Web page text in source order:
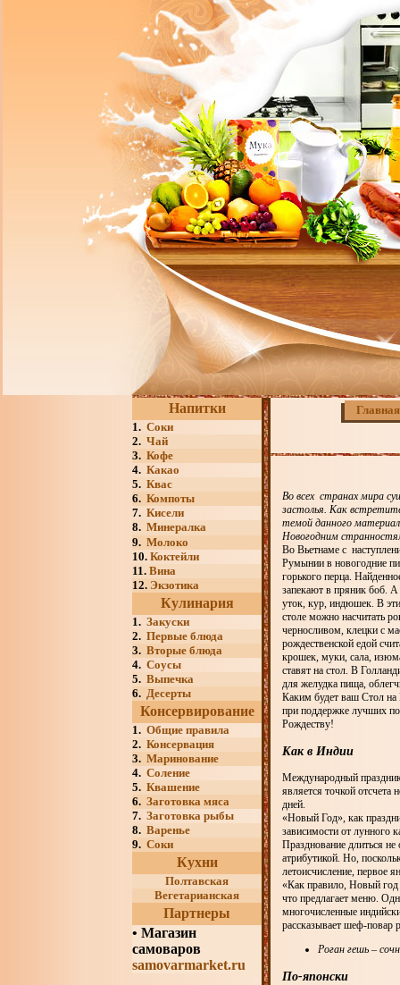
Напитки
1. Соки
2. Чай
3. Кофе
4. Какао
5. Квас
6. Компоты
7. Кисели
8. Минералка
9. Молоко
10. Коктейли
11. Вина
12. Экзотика
Кулинария
1. Закуски
2. Первые блюда
3. Вторые блюда
4. Соусы
5. Выпечка
6. Десерты
Консервирование
1. Общие правила
2. Консервация
3. Маринование
4. Соление
5. Квашение
6. Заготовка мяса
7. Заготовка рыбы
8. Варенье
9. Соки
Кухни
Полтавская
Вегетарианская
Партнеры
• Магазин
самоваров
samovarmarket.ru
Главная
Во всех странах мира
застолья. Как
темой данного
Новогодним
Во Вьетнаме с
Румынии в новогодние
горького перца.
запекают в пряник боб.
уток, кур, индюшек. В
столе можно насчитать
черносливом, клецки с
рождественской едой
крошек, муки, сала,
ставят на стол. В
для желудка пища,
Каким будет ваш Стол на
при поддержке лучших
Рождеству!
Как в Индии
Международный
является точкой
дней.
«Новый Год», как
зависимости от лунного
Празднование длиться
атрибутикой. Но,
летоисчисление, первое
«Как правило, Новый год
что предлагает меню.
многочисленные
рассказывает шеф-
Роган гешь –
По-японски